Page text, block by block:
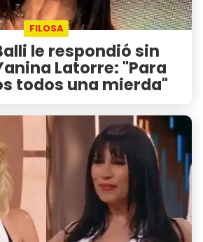
FILOSA
le respondió sin
Latorre: "Para
todos una mierda"